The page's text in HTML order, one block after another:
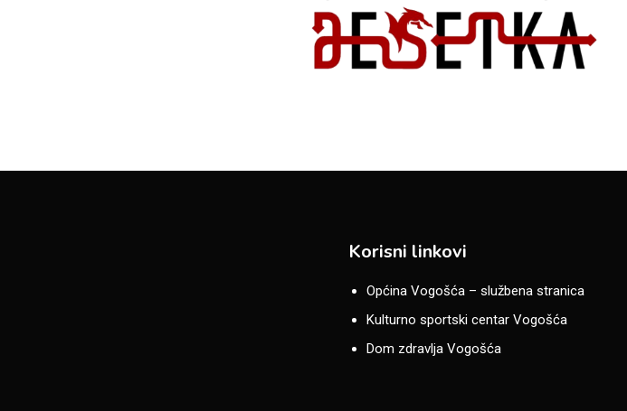
Korisni linkovi
Općina Vogošća – službena stranica
Kulturno sportski centar Vogošća
Dom zdravlja Vogošća